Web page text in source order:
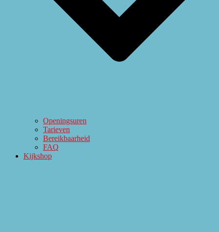
Openingsuren
Tarieven
Bereikbaarheid
FAQ
Kijkshop